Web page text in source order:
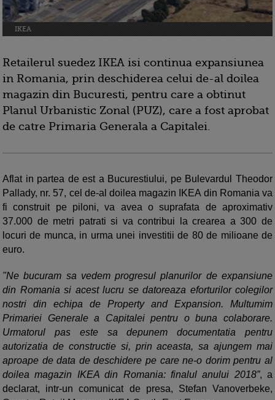
IKEA
Retailerul suedez IKEA isi continua expansiunea
in Romania, prin deschiderea celui de-al doilea
magazin din Bucuresti, pentru care a obtinut
Planul Urbanistic Zonal (PUZ), care a fost aprobat
de catre Primaria Generala a Capitalei.
Aflat in partea de est a Bucurestiului, pe Bulevardul Theodor
Pallady, nr. 57, cel de-al doilea magazin IKEA din Romania va
fi construit pe piloni, va avea o suprafata de aproximativ
37.000 de metri patrati si va contribui la crearea a 300 de
locuri de munca, in urma unei investitii de 80 de milioane de
euro.
"Ne bucuram sa vedem progresul planurilor de expansiune
din Romania si acest lucru se datoreaza eforturilor colegilor
nostri din echipa de Property and Expansion. Multumim
Primariei Generale a Capitalei pentru o buna colaborare.
Urmatorul pas este sa depunem documentatia pentru
autorizatia de constructie si, prin aceasta, sa ajungem mai
aproape de data de deschidere pe care ne-o dorim pentru al
doilea magazin IKEA din Romania: finalul anului 2018”, a
declarat, intr-un comunicat de presa, Stefan Vanoverbeke,